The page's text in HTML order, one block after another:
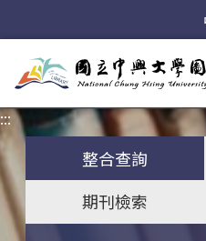
:::
整合查詢
期刊檢索